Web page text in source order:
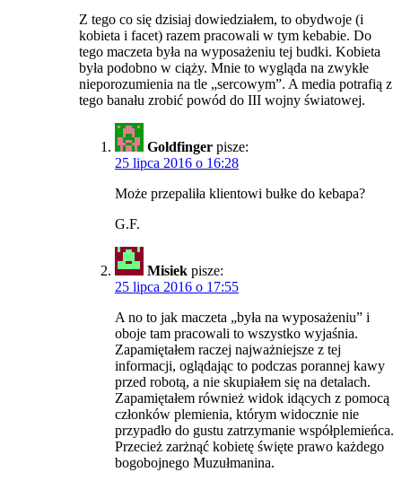
Z tego co się dzisiaj dowiedziałem, to obydwoje (i
kobieta i facet) razem pracowali w tym kebabie. Do
tego maczeta była na wyposażeniu tej budki. Kobieta
była podobno w ciąży. Mnie to wygląda na zwykłe
nieporozumienia na tle „sercowym”. A media potrafią z
tego banału zrobić powód do III wojny światowej.
Goldfinger pisze:
25 lipca 2016 o 16:28
Może przepaliła klientowi bułke do kebapa?
G.F.
Misiek pisze:
25 lipca 2016 o 17:55
A no to jak maczeta „była na wyposażeniu” i
oboje tam pracowali to wszystko wyjaśnia.
Zapamiętałem raczej najważniejsze z tej
informacji, oglądając to podczas porannej kawy
przed robotą, a nie skupiałem się na detalach.
Zapamiętałem również widok idących z pomocą
członków plemienia, którym widocznie nie
przypadło do gustu zatrzymanie współplemieńca.
Przecież zarżnąć kobietę święte prawo każdego
bogobojnego Muzułmanina.